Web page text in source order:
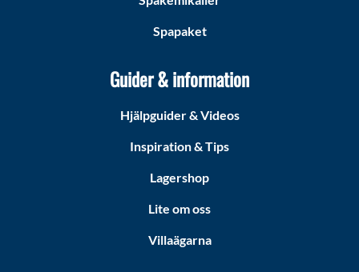
Spapaket
Guider & information
Hjälpguider & Videos
Inspiration & Tips
Lagershop
Lite om oss
Villaägarna